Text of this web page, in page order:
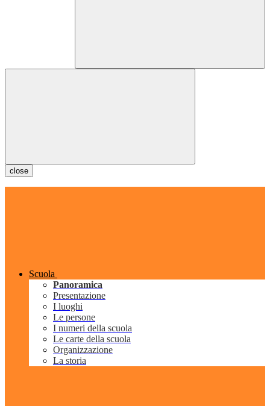
close
Scuola
Panoramica
Presentazione
I luoghi
Le persone
I numeri della scuola
Le carte della scuola
Organizzazione
La storia